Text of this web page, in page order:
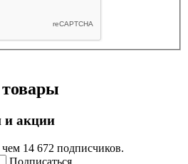
и акции
14 672 подписчиков.
Подписаться